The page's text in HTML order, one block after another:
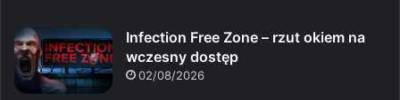
Infection Free Zone – rzut okiem na
wczesny dostęp
02/08/2026